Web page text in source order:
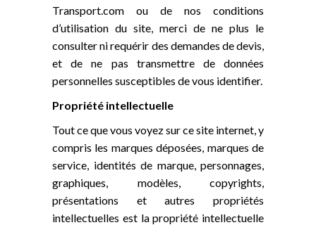
Transport.com ou de nos conditions
d’utilisation du site, merci de ne plus le
consulter ni requérir des demandes de devis,
et de ne pas transmettre de données
personnelles susceptibles de vous identifier.
Propriété intellectuelle
Tout ce que vous voyez sur ce site internet, y
compris les marques déposées, marques de
service, identités de marque, personnages,
graphiques, modèles, copyrights,
présentations et autres propriétés
intellectuelles est la propriété intellectuelle